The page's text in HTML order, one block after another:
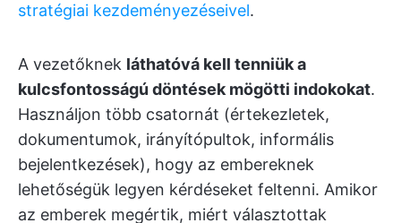
stratégiai kezdeményezéseivel.
A vezetőknek láthatóvá kell tenniük a
kulcsfontosságú döntések mögötti indokokat.
Használjon több csatornát (értekezletek,
dokumentumok, irányítópultok, informális
bejelentkezések), hogy az embereknek
lehetőségük legyen kérdéseket feltenni. Amikor
az emberek megértik, miért választottak